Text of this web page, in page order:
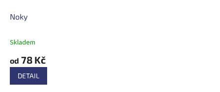
Noky
Skladem
od 78 Kč
DETAIL